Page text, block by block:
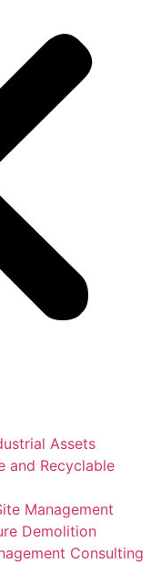
Assets
and Recyclable
Management
Demolition
Consulting